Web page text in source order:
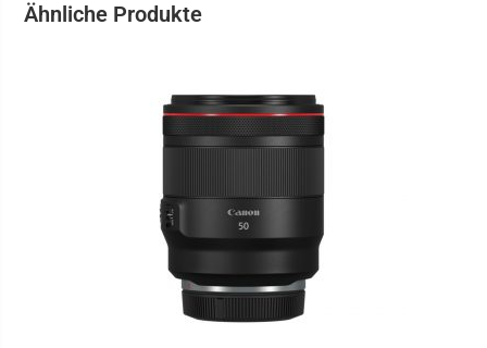
Ähnliche Produkte